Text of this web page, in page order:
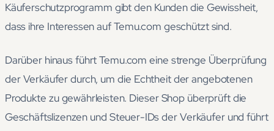
Käuferschutzprogramm gibt den Kunden die Gewissheit,
dass ihre Interessen auf Temu.com geschützt sind.
Darüber hinaus führt Temu.com eine strenge Überprüfung
der Verkäufer durch, um die Echtheit der angebotenen
Produkte zu gewährleisten. Dieser Shop überprüft die
Geschäftslizenzen und Steuer-IDs der Verkäufer und führt